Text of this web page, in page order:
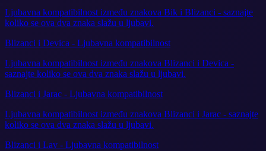
Ljubavna kompatibilnost između znakova Bik i Blizanci - saznajte
koliko se ova dva znaka slažu u ljubavi.
Blizanci i Devica - Ljubavna kompatibilnost
Ljubavna kompatibilnost između znakova Blizanci i Devica -
saznajte koliko se ova dva znaka slažu u ljubavi.
Blizanci i Jarac - Ljubavna kompatibilnost
Ljubavna kompatibilnost između znakova Blizanci i Jarac - saznajte
koliko se ova dva znaka slažu u ljubavi.
Blizanci i Lav - Ljubavna kompatibilnost